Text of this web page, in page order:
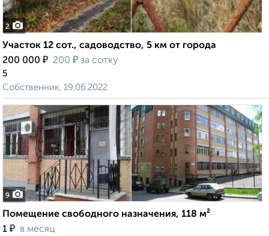
2
Участок 12 сот., садоводство, 5 км от города
200 000 ₽ 200 ₽ за сотку
5
Собственник, 19.06.2022
9
Помещение свободного назначения, 118 м²
1 ₽ в месяц